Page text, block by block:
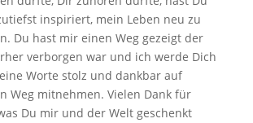
inspiriert, mein Leben neu zu
Du hast mir einen Weg gezeigt der
verborgen war und ich werde Dich
Worte stolz und dankbar auf
Weg mitnehmen. Vielen Dank für
Du mir und der Welt geschenkt